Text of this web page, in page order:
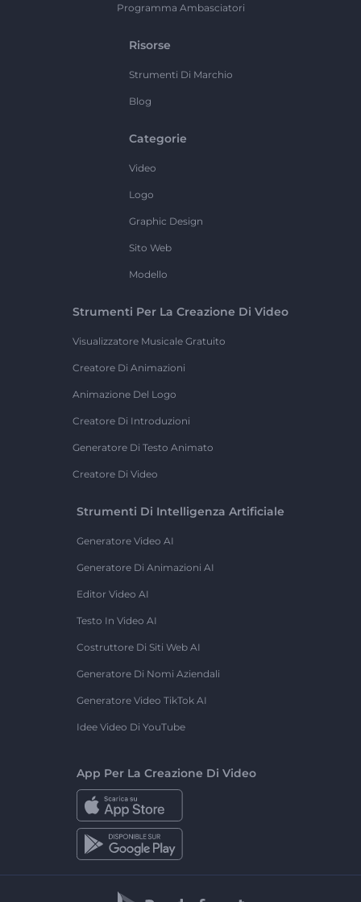
Programma Ambasciatori
Risorse
Strumenti Di Marchio
Blog
Categorie
Video
Logo
Graphic Design
Sito Web
Modello
Strumenti Per La Creazione Di Video
Visualizzatore Musicale Gratuito
Creatore Di Animazioni
Animazione Del Logo
Creatore Di Introduzioni
Generatore Di Testo Animato
Creatore Di Video
Strumenti Di Intelligenza Artificiale
Generatore Video AI
Generatore Di Animazioni AI
Editor Video AI
Testo In Video AI
Costruttore Di Siti Web AI
Generatore Di Nomi Aziendali
Generatore Video TikTok AI
Idee Video Di YouTube
App Per La Creazione Di Video